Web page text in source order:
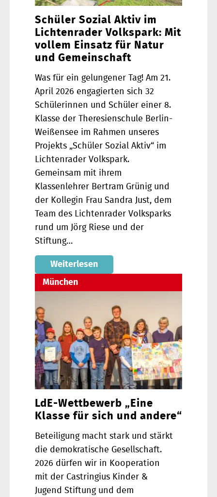
Schüler Sozial Aktiv im
Lichtenrader Volkspark: Mit
vollem Einsatz für Natur
und Gemeinschaft
Was für ein gelungener Tag! Am 21.
April 2026 engagierten sich 32
Schülerinnen und Schüler einer 8.
Klasse der Theresienschule Berlin-
Weißensee im Rahmen unseres
Projekts „Schüler Sozial Aktiv“ im
Lichtenrader Volkspark.
Gemeinsam mit ihrem
Klassenlehrer Bertram Grünig und
der Kollegin Frau Sandra Just, dem
Team des Lichtenrader Volksparks
rund um Jörg Riese und der
Stiftung…
Weiterlesen
München
LdE-Wettbewerb „Eine
Klasse für sich und andere“
Beteiligung macht stark und stärkt
die demokratische Gesellschaft.
2026 dürfen wir in Kooperation
mit der Castringius Kinder &
Jugend Stiftung und dem